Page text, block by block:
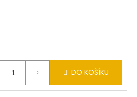
DO KOŠÍKU